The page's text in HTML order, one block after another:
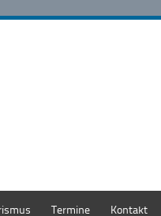
Termine Kontakt